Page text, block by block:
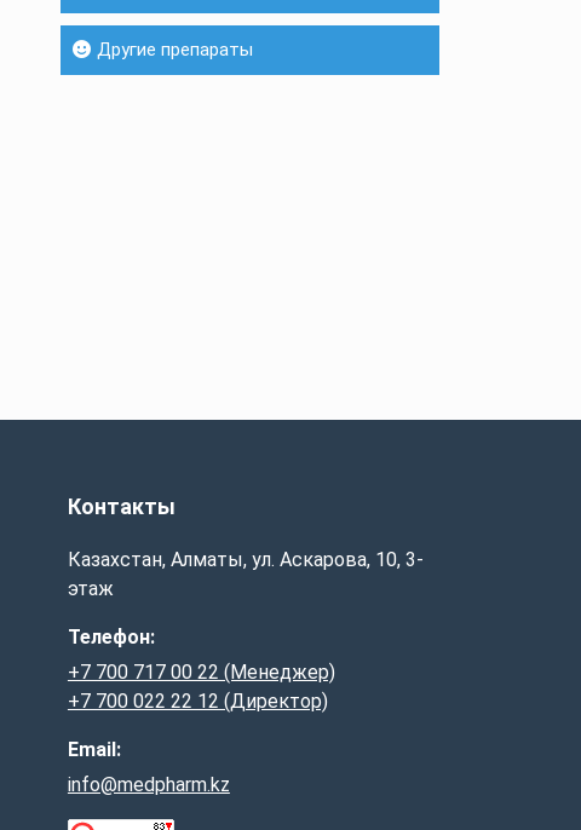
Другие препараты
Контакты
Казахстан, Алматы, ул. Аскарова, 10, 3-
этаж
Телефон:
+7 700 717 00 22 (Менеджер)
+7 700 022 22 12 (Директор)
Email:
info@medpharm.kz